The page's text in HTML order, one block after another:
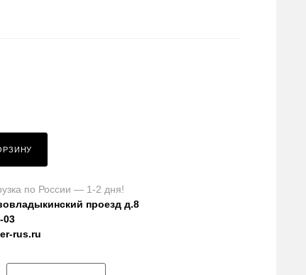
по России — 1-2 дня!
проезд д.8
03
rus.ru